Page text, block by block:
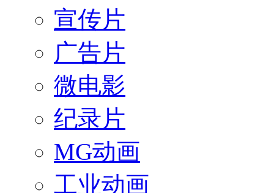
宣传片
广告片
微电影
纪录片
MG动画
工业动画